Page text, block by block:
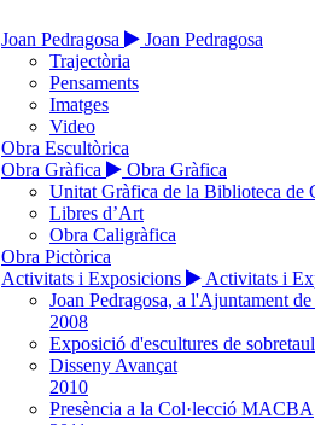
Joan Pedragosa
Joan Pedragosa
Trajectòria
Pensaments
Imatges
Video
Obra Escultòrica
Obra Gràfica
Obra Gràfica
Unitat Gràfica de la Biblioteca de
Libres d’Art
Obra Caligràfica
Obra Pictòrica
Activitats i Exposicions
Activitats i
Joan Pedragosa, a l'Ajuntament
2008
Exposició d'escultures de
Disseny Avançat
2010
Presència a la Col·lecció MACBA